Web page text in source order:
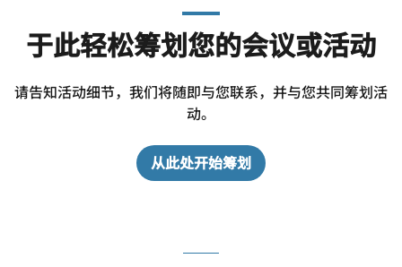
于此轻松筹划您的会议或活动
请告知活动细节，我们将随即与您联系，并与您共同筹划活
动。
从此处开始筹划